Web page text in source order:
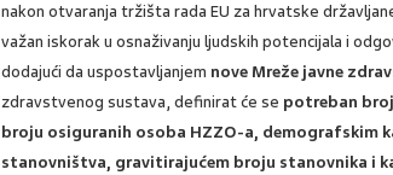
nakon otvaranja tržišta rada EU za hrvatske
važan iskorak u osnaživanju ljudskih potencijala i
dodajući da uspostavljanjem nove Mreže javne
zdravstvenog sustava, definirat će se potreban
broju osiguranih osoba HZZO-a, demografskim
stanovništva, gravitirajućem broju stanovnika i